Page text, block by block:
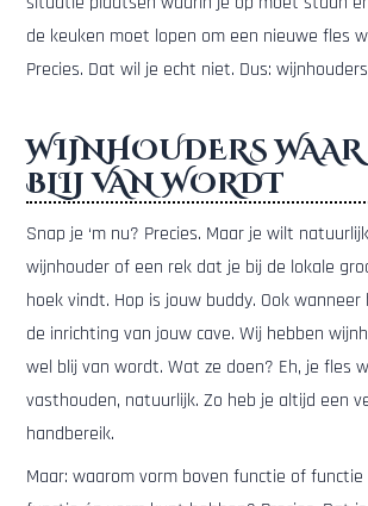
de keuken moet lopen om een nieuwe fles
Precies. Dat wil je echt niet. Dus:
WIJNHOUDERS WAAR
BLIJ VAN WORDT
Snap je ‘m nu? Precies. Maar je wilt
wijnhouder of een rek dat je bij de lokale
hoek vindt. Hop is jouw buddy. Ook
de inrichting van jouw cave. Wij hebben
wel blij van wordt. Wat ze doen? Eh, je fles
vasthouden, natuurlijk. Zo heb je altijd een
handbereik.
Maar: waarom vorm boven functie of